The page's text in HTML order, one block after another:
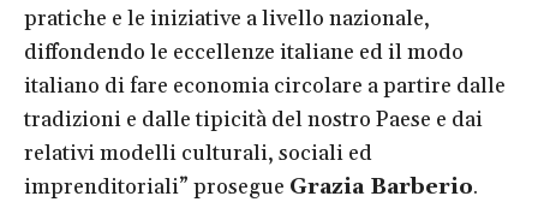
pratiche e le iniziative a livello nazionale,
diffondendo le eccellenze italiane ed il modo
italiano di fare economia circolare a partire dalle
tradizioni e dalle tipicità del nostro Paese e dai
relativi modelli culturali, sociali ed
imprenditoriali” prosegue Grazia Barberio.